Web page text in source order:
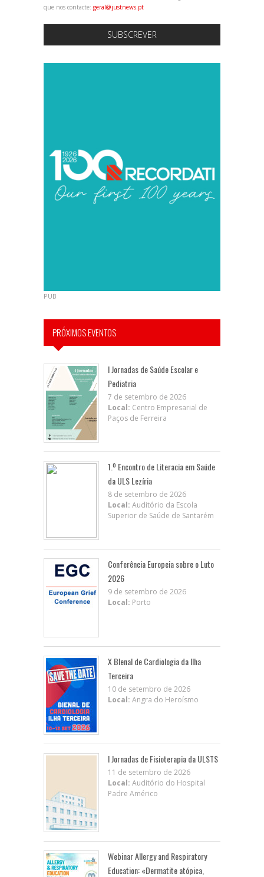
que nos contacte: geral@justnews.pt
SUBSCREVER
PUB
PRÓXIMOS EVENTOS
I Jornadas de Saúde Escolar e
Pediatria
7 de setembro de 2026
Local: Centro Empresarial de
Paços de Ferreira
1.º Encontro de Literacia em Saúde
da ULS Lezíria
8 de setembro de 2026
Local: Auditório da Escola
Superior de Saúde de Santarém
Conferência Europeia sobre o Luto
2026
9 de setembro de 2026
Local: Porto
X BIenal de Cardiologia da Ilha
Terceira
10 de setembro de 2026
Local: Angra do Heroísmo
I Jornadas de Fisioterapia da ULSTS
11 de setembro de 2026
Local: Auditório do Hospital
Padre Américo
Webinar Allergy and Respiratory
Education: «Dermatite atópica,